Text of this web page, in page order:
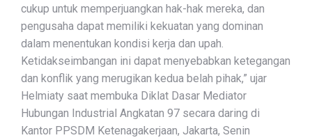
cukup untuk memperjuangkan hak-hak mereka, dan
pengusaha dapat memiliki kekuatan yang dominan
dalam menentukan kondisi kerja dan upah.
Ketidakseimbangan ini dapat menyebabkan ketegangan
dan konflik yang merugikan kedua belah pihak,” ujar
Helmiaty saat membuka Diklat Dasar Mediator
Hubungan Industrial Angkatan 97 secara daring di
Kantor PPSDM Ketenagakerjaan, Jakarta, Senin